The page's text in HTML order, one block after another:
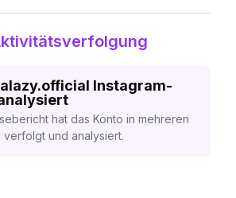
Instagram-
hat das Konto in mehreren
verfolgt und analysiert.